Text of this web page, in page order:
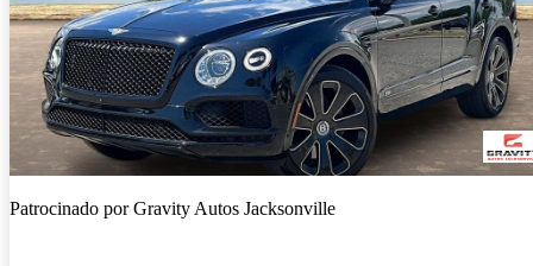
Patrocinado porGravity Autos Jacksonville